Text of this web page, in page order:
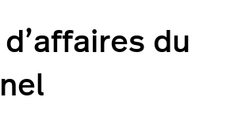
du